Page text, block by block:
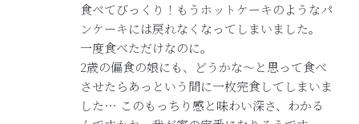
食べてびっくり！もうホットケーキのようなパ
ンケーキには戻れなくなってしまいました。
一度食べただけなのに。
2歳の偏食の娘にも、どうかな〜と思って食べ
させたらあっという間に一枚完食してしまいま
した… このもっちり感と味わい深さ、わかる